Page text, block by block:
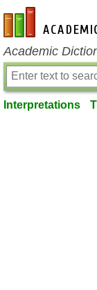
en-academic.com
Academic
Interpretations